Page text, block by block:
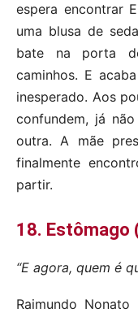
espera encontrar
uma blusa de
bate na porta
caminhos. E
inesperado. Aos
confundem, já
outra. A mãe
finalmente
partir.
18. Estômago
“E agora, quem é
Raimundo